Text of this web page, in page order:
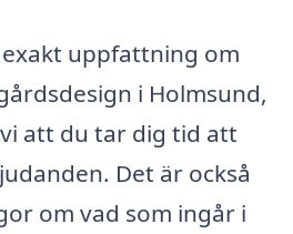
uppfattning om
i Holmsund,
att du tar dig tid att
Det är också
om vad som ingår i